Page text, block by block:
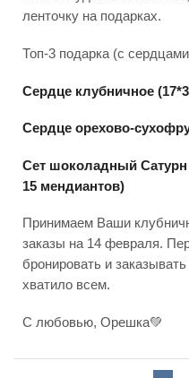
ленточку на подарках.
Топ-3 подарка (с
Сердце клубничное
Сердце орехово-
Сет шоколадный Сатурн
15 мендиантов)
Принимаем Ваши
заказы на 14 февраля.
бронировать и
хватило всем.
С любовью, Орешка💚